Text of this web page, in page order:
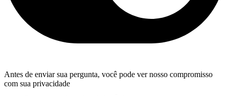
Antes de enviar sua pergunta, você pode ver nosso compromisso
com sua privacidade